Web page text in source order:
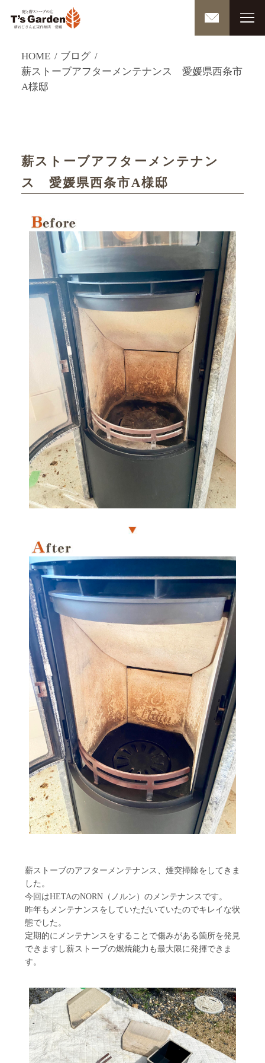
HOME
ブログ
薪ストーブアフターメンテナンス 愛媛県西条市
A様邸
薪ストーブアフターメンテナン
ス 愛媛県西条市A様邸
薪ストーブのアフターメンテナンス、煙突掃除をしてきま
した。
今回はHETAのNORN（ノルン）のメンテナンスです。
昨年もメンテナンスをしていただいていたのでキレイな状
態でした。
定期的にメンテナンスをすることで傷みがある箇所を発見
できますし薪ストーブの燃焼能力も最大限に発揮できま
す。